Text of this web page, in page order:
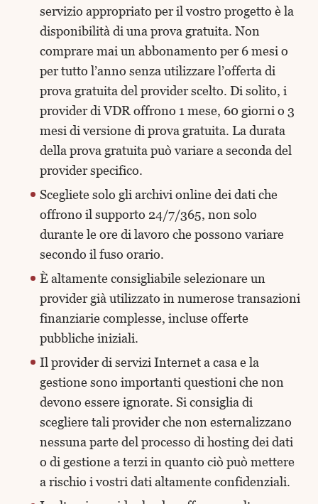
servizio appropriato per il vostro progetto è la
disponibilità di una prova gratuita. Non
comprare mai un abbonamento per 6 mesi o
per tutto l’anno senza utilizzare l’offerta di
prova gratuita del provider scelto. Di solito, i
provider di VDR offrono 1 mese, 60 giorni o 3
mesi di versione di prova gratuita. La durata
della prova gratuita può variare a seconda del
provider specifico.
Scegliete solo gli archivi online dei dati che
offrono il supporto 24/7/365, non solo
durante le ore di lavoro che possono variare
secondo il fuso orario.
È altamente consigliabile selezionare un
provider già utilizzato in numerose transazioni
finanziarie complesse, incluse offerte
pubbliche iniziali.
Il provider di servizi Internet a casa e la
gestione sono importanti questioni che non
devono essere ignorate. Si consiglia di
scegliere tali provider che non esternalizzano
nessuna parte del processo di hosting dei dati
o di gestione a terzi in quanto ciò può mettere
a rischio i vostri dati altamente confidenziali.